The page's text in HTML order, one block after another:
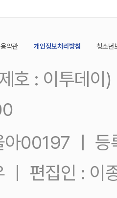
약관 개인정보처리방침 청소년
호 : 이투데
아00197 ㅣ
ㅣ 편집인 : 이